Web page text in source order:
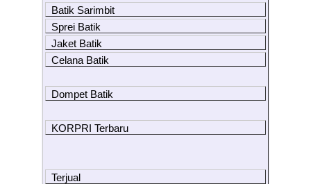
Batik Sarimbit
Sprei Batik
Jaket Batik
Celana Batik
Dompet Batik
KORPRI Terbaru
Terjual